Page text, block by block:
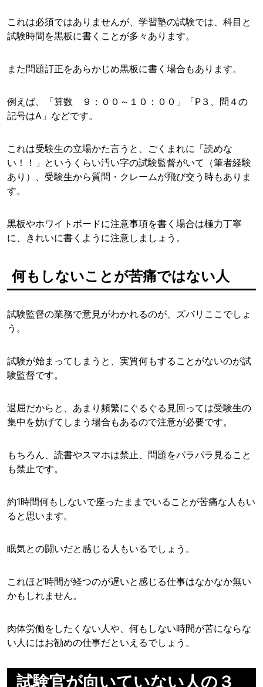
これは必須ではありませんが、学習塾の試験では、科目と
試験時間を黒板に書くことが多々あります。
また問題訂正をあらかじめ黒板に書く場合もあります。
例えば、「算数 ９：００～１０：００」「P３、問４の
記号はA」などです。
これは受験生の立場かた言うと、ごくまれに「読めな
い！！」というくらい汚い字の試験監督がいて（筆者経験
あり）、受験生から質問・クレームが飛び交う時もありま
す。
黒板やホワイトボードに注意事項を書く場合は極力丁寧
に、きれいに書くように注意しましょう。
何もしないことが苦痛ではない人
試験監督の業務で意見がわかれるのが、ズバリここでしょ
う。
試験が始まってしまうと、実質何もすることがないのが試
験監督です。
退屈だからと、あまり頻繁にぐるぐる見回っては受験生の
集中を妨げてしまう場合もあるので注意が必要です。
もちろん、読書やスマホは禁止、問題をパラパラ見ること
も禁止です。
約1時間何もしないで座ったままでいることが苦痛な人もい
ると思います。
眠気との闘いだと感じる人もいるでしょう。
これほど時間が経つのが遅いと感じる仕事はなかなか無い
かもしれません。
肉体労働をしたくない人や、何もしない時間が苦にならな
い人にはお勧めの仕事だといえるでしょう。
試験官が向いていない人の３